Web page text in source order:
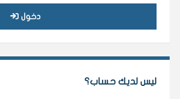
دخول
ليس لديك حساب؟